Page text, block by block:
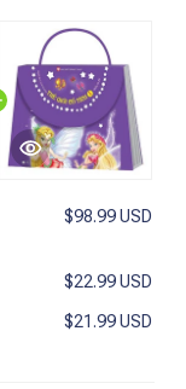
$98.99 USD
$22.99 USD
$21.99 USD